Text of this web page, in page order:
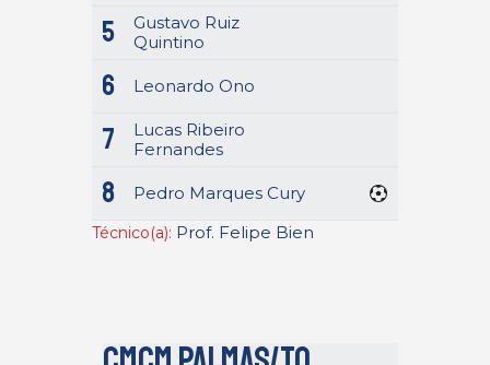
5
Gustavo Ruiz
Quintino
6 Leonardo Ono
7
Lucas Ribeiro
Fernandes
8 Pedro Marques Cury
Técnico(a): Prof. Felipe Bien